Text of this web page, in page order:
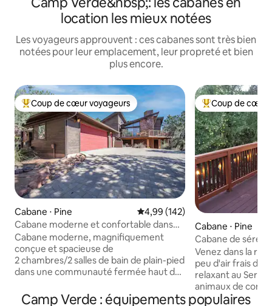
location les mieux notées
Les voyageurs approuvent : ces cabanes sont très bien
notées pour leur emplacement, leur propreté et bien
plus encore.
Coups de cœur voyageurs les plus appréciés
Coup de cœur voyageurs
Cabane ⋅ Pine Évaluation moyenne sur la
4,99 (142)
Cabane moderne et confortable dans
les bois
Cabane moderne, magnifiquement
conçue et spacieuse de
2 chambres/2 salles de bain de plain-pied
dans une communauté fermée haut de
montagne avec des vues incroyables
Coups de cœur
Coup de cœur
Cabane ⋅ Pine
Cabane de
magnifiques pins
Venez dans la
peu d'air frais de
relaxant au
animaux de
Profitez d'une
Camp Verde : équipements populaires